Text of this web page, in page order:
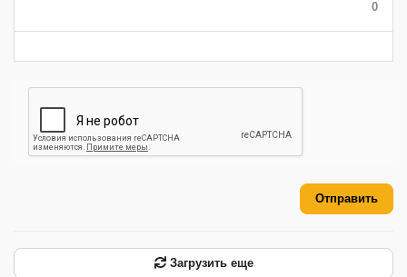
0
Отправить
Загрузить еще